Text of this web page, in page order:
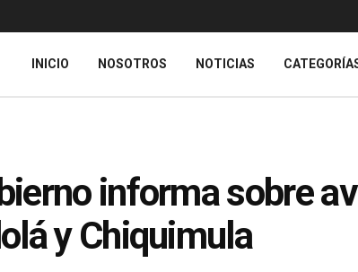
INICIO NOSOTROS NOTICIAS
informa sobre
y Chiquimula